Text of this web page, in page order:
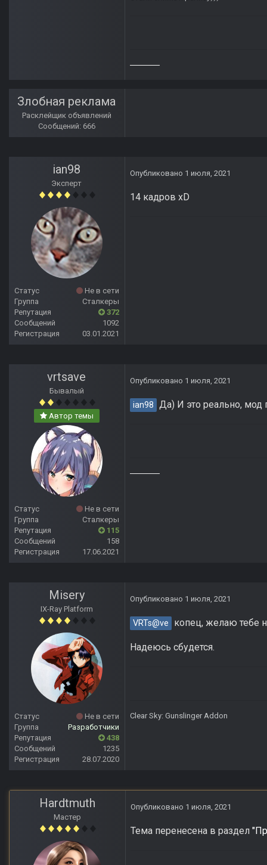
Злобная реклама
Расклейщик объявлений
Сообщений: 666
ian98
Эксперт
Статус
Не в сети
Группа
Сталкеры
Репутация
372
Сообщений
1092
Регистрация
03.01.2021
Опубликовано 1 июля, 2021
14 кадров xD
vrtsave
Бывалый
Автор темы
Статус
Не в сети
Группа
Сталкеры
Репутация
115
Сообщений
158
Регистрация
17.06.2021
Опубликовано 1 июля, 2021
ian98 Да) И это реально, мод
Misery
IX-Ray Platform
Статус
Не в сети
Группа
Разработчики
Репутация
438
Сообщений
1235
Регистрация
28.07.2020
Опубликовано 1 июля, 2021
VRTs@ve копец, желаю тебе
Надеюсь сбудется.
Clear Sky: Gunslinger Addon
Hardtmuth
Мастер
Опубликовано 1 июля, 2021
Тема перенесена в раздел